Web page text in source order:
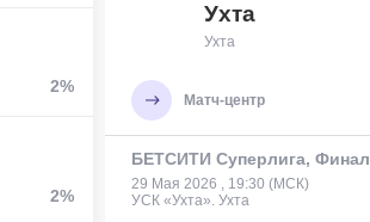
2%
2%
Ухта
Ухта
Матч-центр
БЕТСИТИ Суперлига, Финал
29 Мая 2026 , 19:30 (МСК)
УСК «Ухта». Ухта